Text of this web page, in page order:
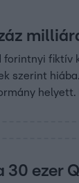
forintnyi
szerint
30 ezer